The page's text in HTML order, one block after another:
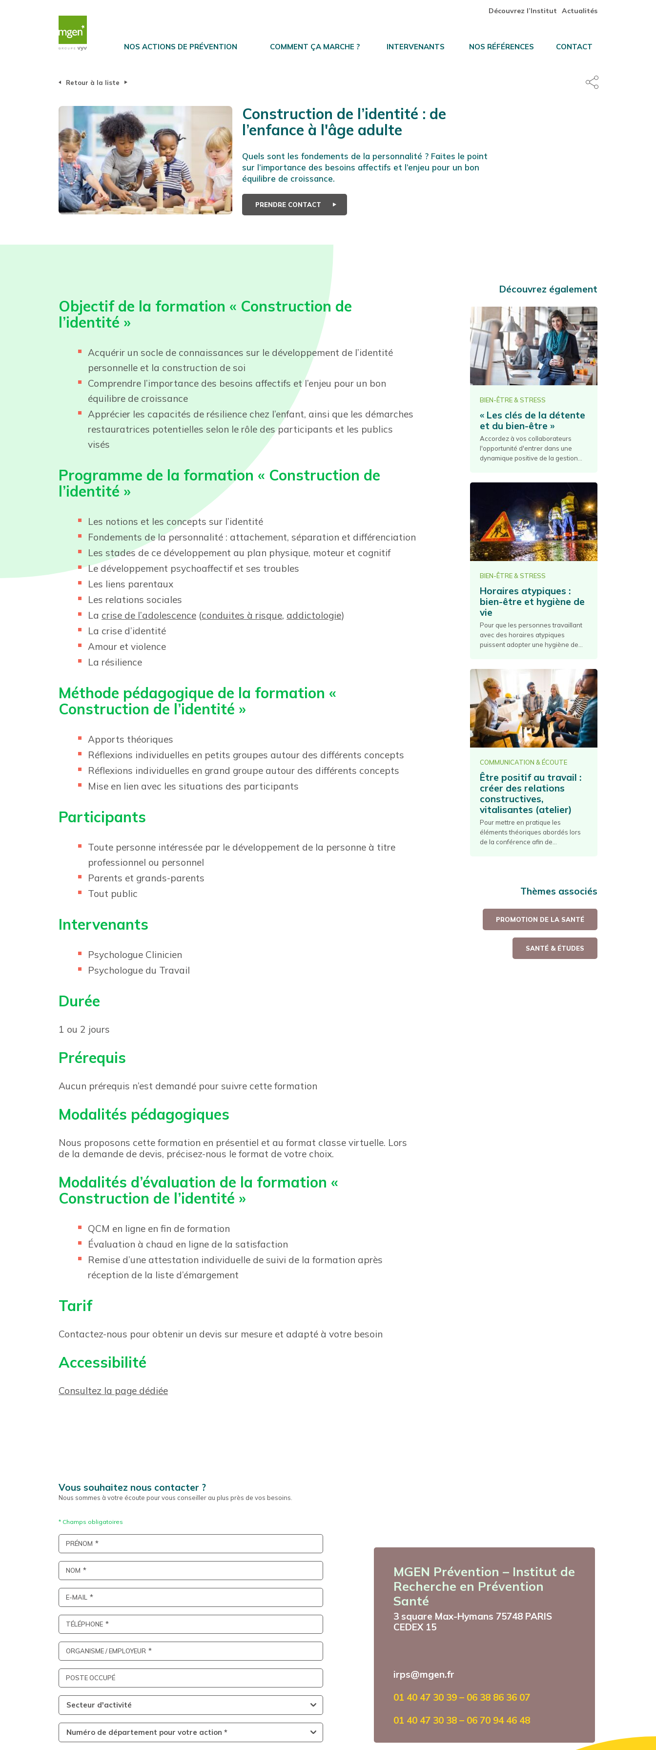
Découvrez l’Institut Actualités
NOS ACTIONS DE PRÉVENTION COMMENT ÇA MARCHE ? INTERVENANTS NOS RÉFÉRENCES CONTACT
Retour à la liste
Construction de l’identité : de
l’enfance à l'âge adulte
Quels sont les fondements de la personnalité ? Faites le point
sur l’importance des besoins affectifs et l’enjeu pour un bon
équilibre de croissance.
PRENDRE CONTACT
Objectif de la formation « Construction de
l’identité »
Acquérir un socle de connaissances sur le développement de l’identité
personnelle et la construction de soi
Comprendre l’importance des besoins affectifs et l’enjeu pour un bon
équilibre de croissance
Apprécier les capacités de résilience chez l’enfant, ainsi que les démarches
restauratrices potentielles selon le rôle des participants et les publics
visés
Programme de la formation « Construction de
l’identité »
Les notions et les concepts sur l’identité
Fondements de la personnalité : attachement, séparation et différenciation
Les stades de ce développement au plan physique, moteur et cognitif
Le développement psychoaffectif et ses troubles
Les liens parentaux
Les relations sociales
La crise de l’adolescence (conduites à risque, addictologie)
La crise d’identité
Amour et violence
La résilience
Méthode pédagogique de la formation «
Construction de l’identité »
Apports théoriques
Réflexions individuelles en petits groupes autour des différents concepts
Réflexions individuelles en grand groupe autour des différents concepts
Mise en lien avec les situations des participants
Participants
Toute personne intéressée par le développement de la personne à titre
professionnel ou personnel
Parents et grands-parents
Tout public
Intervenants
Psychologue Clinicien
Psychologue du Travail
Durée
1 ou 2 jours
Prérequis
Aucun prérequis n’est demandé pour suivre cette formation
Modalités pédagogiques
Nous proposons cette formation en présentiel et au format classe virtuelle. Lors
de la demande de devis, précisez-nous le format de votre choix.
Modalités d’évaluation de la formation «
Construction de l’identité »
QCM en ligne en fin de formation
Évaluation à chaud en ligne de la satisfaction
Remise d’une attestation individuelle de suivi de la formation après
réception de la liste d’émargement
Tarif
Contactez-nous pour obtenir un devis sur mesure et adapté à votre besoin
Accessibilité
Consultez la page dédiée
Découvrez également
BIEN-ÊTRE & STRESS
« Les clés de la détente
et du bien-être »
Accordez à vos collaborateurs
l'opportunité d'entrer dans une
dynamique positive de la gestion...
BIEN-ÊTRE & STRESS
Horaires atypiques :
bien-être et hygiène de
vie
Pour que les personnes travaillant
avec des horaires atypiques
puissent adopter une hygiène de...
COMMUNICATION & ÉCOUTE
Être positif au travail :
créer des relations
constructives,
vitalisantes (atelier)
Pour mettre en pratique les
éléments théoriques abordés lors
de la conférence afin de...
Thèmes associés
PROMOTION DE LA SANTÉ
SANTÉ & ÉTUDES
Vous souhaitez nous contacter ?
Nous sommes à votre écoute pour vous conseiller au plus près de vos besoins.
PRÉNOM
NOM
E-MAIL
TÉLÉPHONE
ORGANISME / EMPLOYEUR
POSTE OCCUPÉ
Secteur d'activité
Numéro de département pour votre action *
MGEN Prévention – Institut de
Recherche en Prévention
Santé
3 square Max-Hymans 75748 PARIS
CEDEX 15
irps@mgen.fr
01 40 47 30 39 – 06 38 86 36 07
01 40 47 30 38 – 06 70 94 46 48